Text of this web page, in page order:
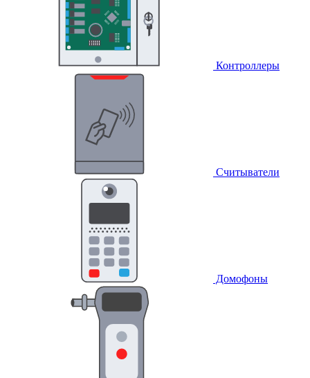
Контроллеры
Считыватели
Домофоны